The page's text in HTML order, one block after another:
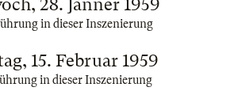
28. Jänner 1959
in dieser Inszenierung
15. Februar 1959
in dieser Inszenierung